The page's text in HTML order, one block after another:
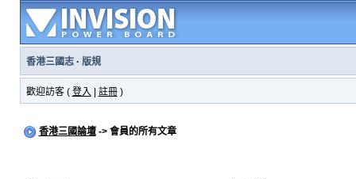
香港三國志· 版規
歡迎訪客 ( 登入 註冊)
香港三國論壇-> 會員的所有文章